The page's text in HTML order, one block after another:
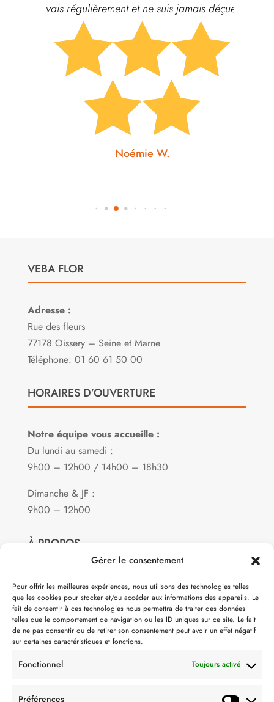
Gérer le consentement
Pour offrir les meilleures expériences, nous utilisons des technologies telles
que les cookies pour stocker et/ou accéder aux informations des appareils. Le
fait de consentir à ces technologies nous permettra de traiter des données
telles que le comportement de navigation ou les ID uniques sur ce site. Le fait
de ne pas consentir ou de retirer son consentement peut avoir un effet négatif
sur certaines caractéristiques et fonctions.
Fonctionnel Toujours activé
Préférences
vais régulièrement et ne suis jamais déçue.


Noémie W.
VEBA FLOR
Adresse :
Rue des fleurs
77178 Oissery – Seine et Marne
Téléphone: 01 60 61 50 00
HORAIRES D’OUVERTURE
Notre équipe vous accueille :
Du lundi au samedi :
9h00 – 12h00 / 14h00 – 18h30
Dimanche & JF :
9h00 – 12h00
À PROPOS
Notre philosophie
Contact
Partenaire de: